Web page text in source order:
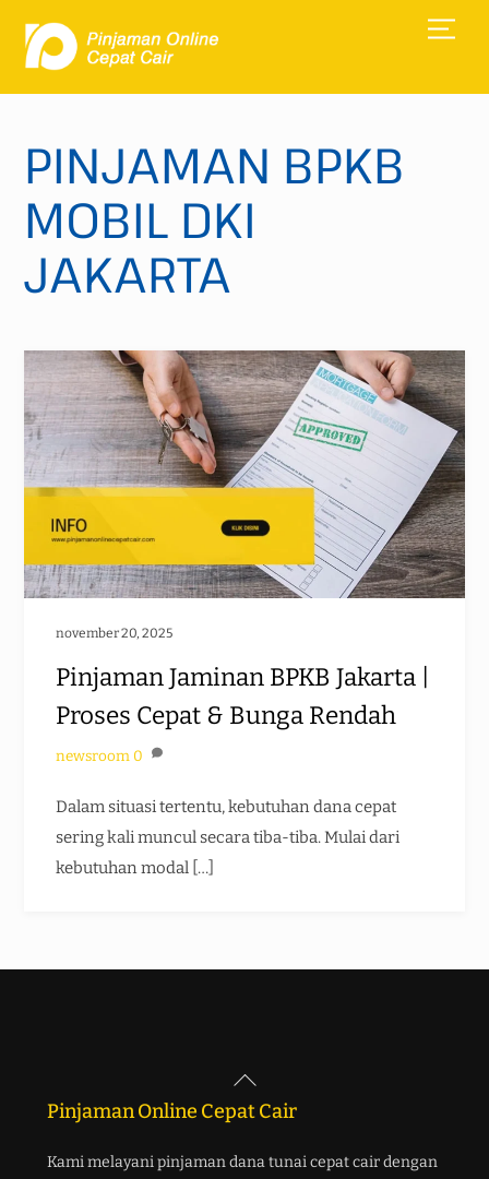
content
PINJAMAN BPKB
MOBIL DKI
JAKARTA
november 20, 2025
Pinjaman Jaminan BPKB Jakarta |
Proses Cepat & Bunga Rendah
newsroom 0
Dalam situasi tertentu, kebutuhan dana cepat
sering kali muncul secara tiba-tiba. Mulai dari
kebutuhan modal […]
Pinjaman Online Cepat Cair
Kami melayani pinjaman dana tunai cepat cair dengan
Back
To